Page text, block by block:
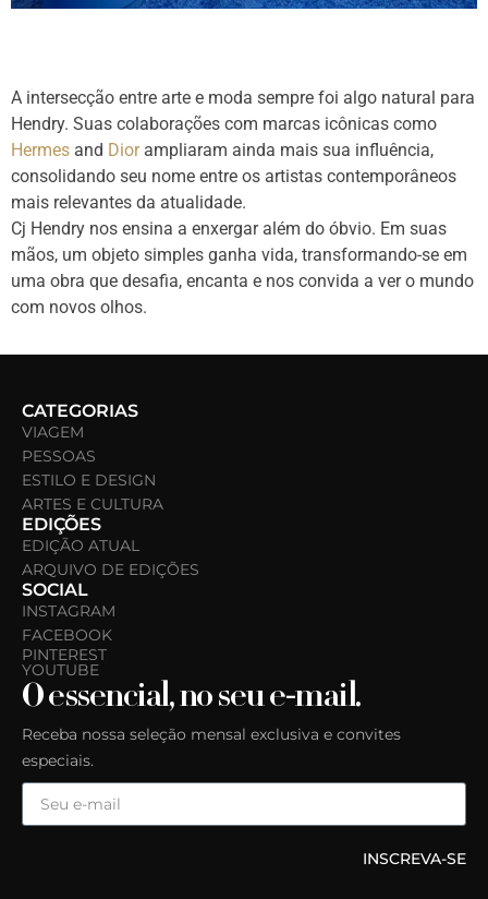
A intersecção entre arte e moda sempre foi algo natural para
Hendry. Suas colaborações com marcas icônicas como
Hermes and Diorampliaram ainda mais sua influência,
consolidando seu nome entre os artistas contemporâneos
mais relevantes da atualidade.
Cj Hendry nos ensina a enxergar além do óbvio. Em suas
mãos, um objeto simples ganha vida, transformando-se em
uma obra que desafia, encanta e nos convida a ver o mundo
com novos olhos.
CATEGORIAS
VIAGEM
PESSOAS
ESTILO E DESIGN
ARTES E CULTURA
EDIÇÕES
EDIÇÃO ATUAL
ARQUIVO DE EDIÇÕES
SOCIAL
INSTAGRAM
FACEBOOK
PINTEREST
YOUTUBE
O essencial, no seu e-mail.
Receba nossa seleção mensal exclusiva e convites
especiais.
INSCREVA-SE